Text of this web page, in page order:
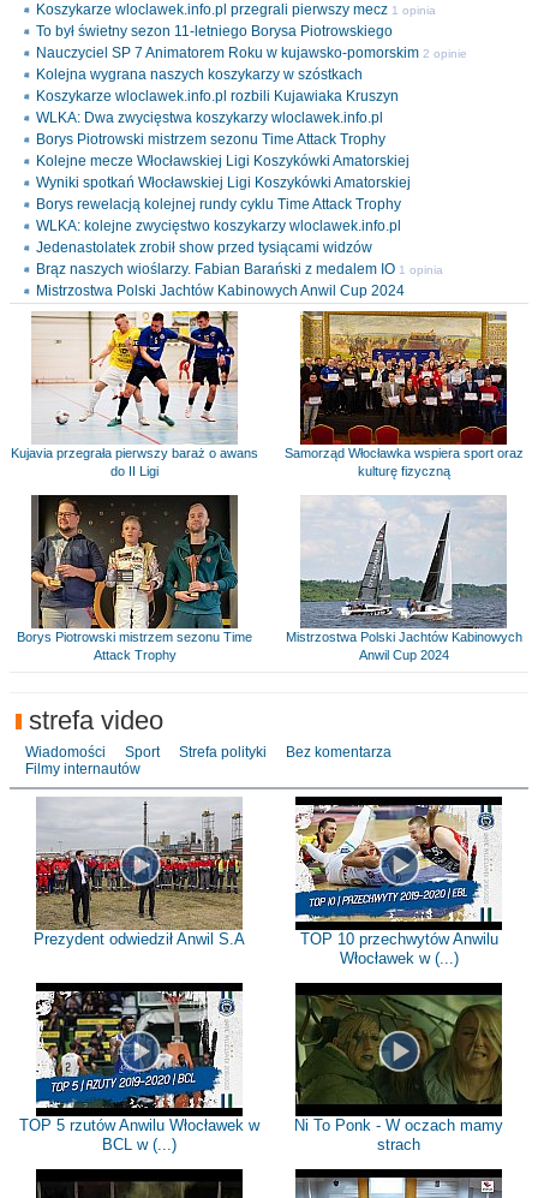
Koszykarze wloclawek.info.pl przegrali pierwszy mecz 1 opinia
To był świetny sezon 11-letniego Borysa Piotrowskiego
Nauczyciel SP 7 Animatorem Roku w kujawsko-pomorskim 2 opinie
Kolejna wygrana naszych koszykarzy w szóstkach
Koszykarze wloclawek.info.pl rozbili Kujawiaka Kruszyn
WLKA: Dwa zwycięstwa koszykarzy wloclawek.info.pl
Borys Piotrowski mistrzem sezonu Time Attack Trophy
Kolejne mecze Włocławskiej Ligi Koszykówki Amatorskiej
Wyniki spotkań Włocławskiej Ligi Koszykówki Amatorskiej
Borys rewelacją kolejnej rundy cyklu Time Attack Trophy
WLKA: kolejne zwycięstwo koszykarzy wloclawek.info.pl
Jedenastolatek zrobił show przed tysiącami widzów
Brąz naszych wioślarzy. Fabian Barański z medalem IO 1 opinia
Mistrzostwa Polski Jachtów Kabinowych Anwil Cup 2024
Kujavia przegrała pierwszy baraż o awans
do II Ligi
Samorząd Włocławka wspiera sport oraz
kulturę fizyczną
Borys Piotrowski mistrzem sezonu Time
Attack Trophy
Mistrzostwa Polski Jachtów Kabinowych
Anwil Cup 2024
strefa video
Wiadomości Sport Strefa polityki
Bez komentarza
Filmy internautów
Prezydent odwiedził Anwil S.A
TOP 10 przechwytów Anwilu
Włocławek w (...)
TOP 5 rzutów Anwilu Włocławek w
BCL w (...)
Ni To Ponk - W oczach mamy
strach